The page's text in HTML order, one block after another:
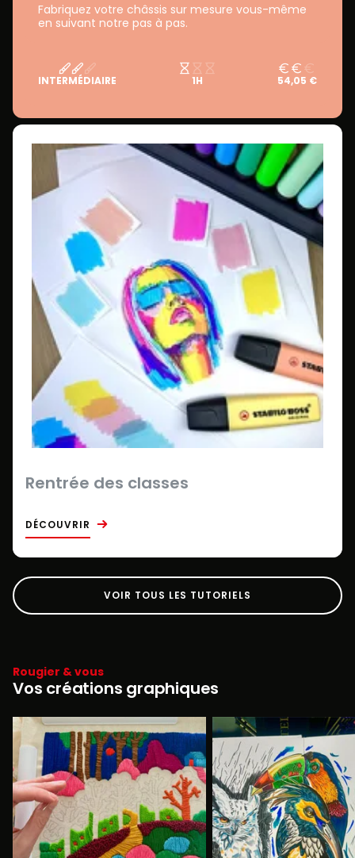
Fabriquez votre châssis sur mesure vous-même
en suivant notre pas à pas.
INTERMÉDIAIRE 1H 54,05 €
Rentrée des classes
DÉCOUVRIR
VOIR TOUS LES TUTORIELS
Rougier & vous
Vos créations graphiques